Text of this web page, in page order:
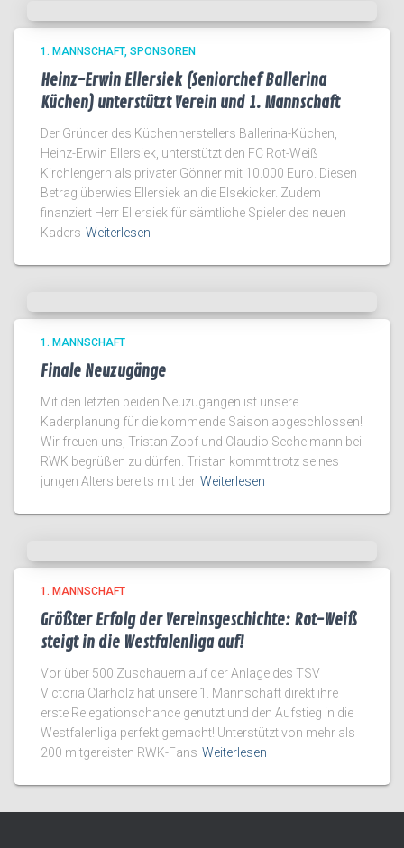
1. MANNSCHAFT SPONSOREN
Heinz-Erwin Ellersiek (Seniorchef Ballerina
Küchen) unterstützt Verein und 1. Mannschaft
Der Gründer des Küchenherstellers Ballerina-Küchen,
Heinz-Erwin Ellersiek, unterstützt den FC Rot-Weiß
Kirchlengern als privater Gönner mit 10.000 Euro. Diesen
Betrag überwies Ellersiek an die Elsekicker. Zudem
finanziert Herr Ellersiek für sämtliche Spieler des neuen
Kaders Weiterlesen
1. MANNSCHAFT
Finale Neuzugänge
Mit den letzten beiden Neuzugängen ist unsere
Kaderplanung für die kommende Saison abgeschlossen!
Wir freuen uns, Tristan Zopf und Claudio Sechelmann bei
RWK begrüßen zu dürfen. Tristan kommt trotz seines
jungen Alters bereits mit der Weiterlesen
1. MANNSCHAFT
Größter Erfolg der Vereinsgeschichte: Rot-Weiß
steigt in die Westfalenliga auf!
Vor über 500 Zuschauern auf der Anlage des TSV
Victoria Clarholz hat unsere 1. Mannschaft direkt ihre
erste Relegationschance genutzt und den Aufstieg in die
Westfalenliga perfekt gemacht! Unterstützt von mehr als
200 mitgereisten RWK-Fans Weiterlesen